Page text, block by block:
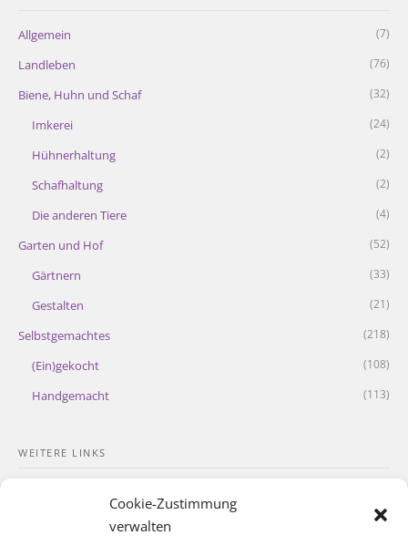
Cookie-Zustimmung
verwalten
Allgemein (7)
Landleben (76)
Biene, Huhn und Schaf (32)
Imkerei (24)
Hühnerhaltung (2)
Schafhaltung (2)
Die anderen Tiere (4)
Garten und Hof (52)
Gärtnern (33)
Gestalten (21)
Selbstgemachtes (218)
(Ein)gekocht (108)
Handgemacht (113)
WEITERE LINKS